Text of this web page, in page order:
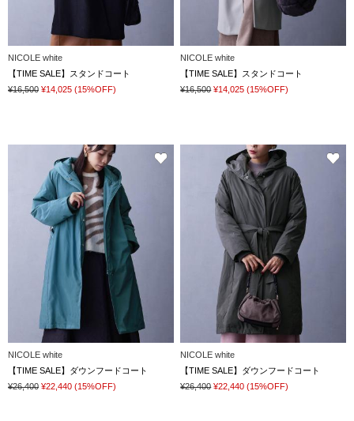
NICOLE white
【TIME SALE】スタンドコート
¥16,500 ¥14,025 (15%OFF)
NICOLE white
【TIME SALE】スタンドコート
¥16,500 ¥14,025 (15%OFF)
NICOLE white
【TIME SALE】ダウンフードコート
¥26,400 ¥22,440 (15%OFF)
NICOLE white
【TIME SALE】ダウンフードコート
¥26,400 ¥22,440 (15%OFF)